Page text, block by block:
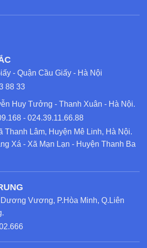
- Quận Cầu Giấy - Hà Nội
88 33
Huy Tưởng - Thanh Xuân - Hà Nội.
- 024.39.11.66.88
Thanh Lâm, Huyện Mê Linh, Hà Nội.
Xá - Xã Mạn Lạn - Huyện Thanh Ba
Vương, P.Hòa Minh, Q.Liên